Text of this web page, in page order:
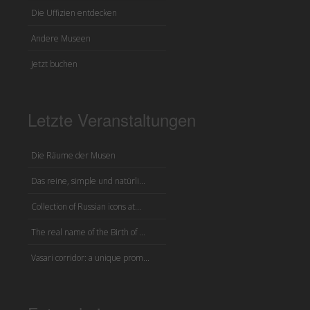
Die Uffizien entdecken
Andere Museen
Jetzt buchen
Letzte Veranstaltungen
Die Räume der Musen
Das reine, simple und natürli...
Collection of Russian icons at...
The real name of the Birth of ...
Vasari corridor: a unique prom...